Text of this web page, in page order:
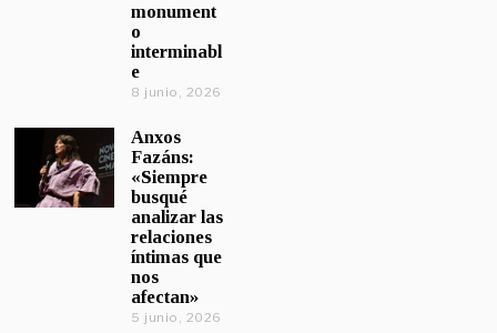
monument
o
interminabl
e
8 junio, 2026
Anxos
Fazáns:
«Siempre
busqué
analizar las
relaciones
íntimas que
nos
afectan»
5 junio, 2026